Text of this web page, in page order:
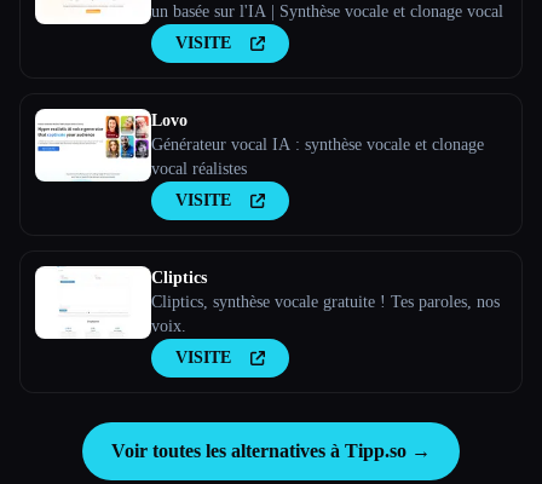
un basée sur l'IA | Synthèse vocale et clonage vocal
VISITE
Lovo
Générateur vocal IA : synthèse vocale et clonage
vocal réalistes
VISITE
Cliptics
Cliptics, synthèse vocale gratuite ! Tes paroles, nos
voix.
VISITE
Voir toutes les alternatives à Tipp.so →